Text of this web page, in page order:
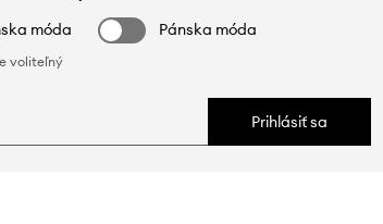
móda
Pánska móda
voliteľný
Prihlásiť sa